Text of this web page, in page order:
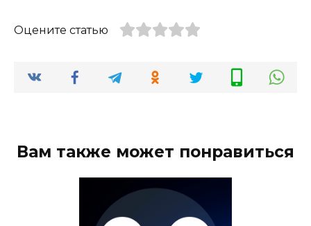
Оцените статью
Вам также может понравиться